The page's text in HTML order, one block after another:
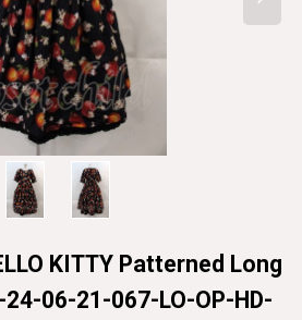
KITTY Patterned Long
06-21-067-LO-OP-HD-